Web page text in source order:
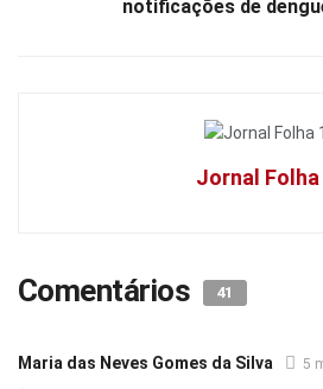
notificações de
Jornal Folha
Comentários 41
Maria das Neves Gomes da Silva 5